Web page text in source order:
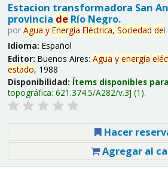
Estacion transformadora San
provincia deRío Negro.
por Agua y Energía Eléctrica, Sociedad del
Idioma: Español
Editor: Buenos Aires: Agua y energía
estado, 1988
Disponibilidad: Ítems disponibles
topográfica: 621.374.5/A282/v.3 (1).
Hacer
Agregar al